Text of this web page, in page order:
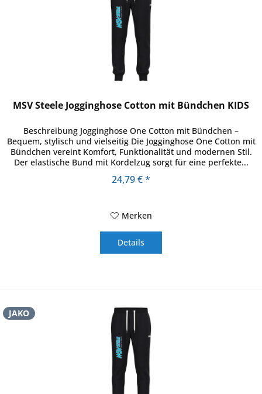
MSV Steele Jogginghose Cotton mit Bündchen KIDS
Beschreibung Jogginghose One Cotton mit Bündchen –
Bequem, stylisch und vielseitig Die Jogginghose One Cotton mit
Bündchen vereint Komfort, Funktionalität und modernen Stil.
Der elastische Bund mit Kordelzug sorgt für eine perfekte...
24,79 € *
Merken
Details
JAKO